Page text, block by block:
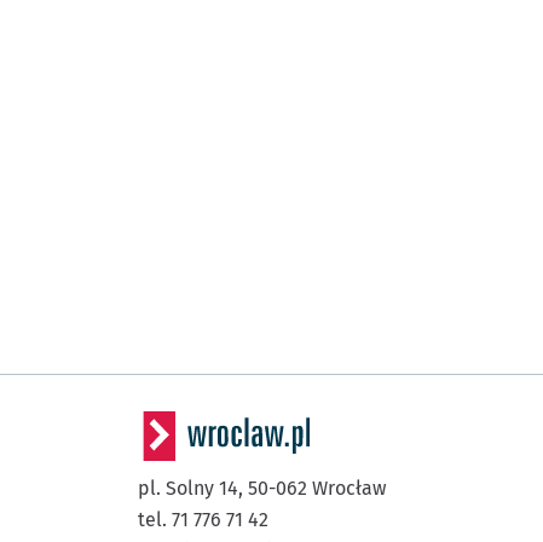
pl. Solny 14, 50-062 Wrocław
tel. 71 776 71 42